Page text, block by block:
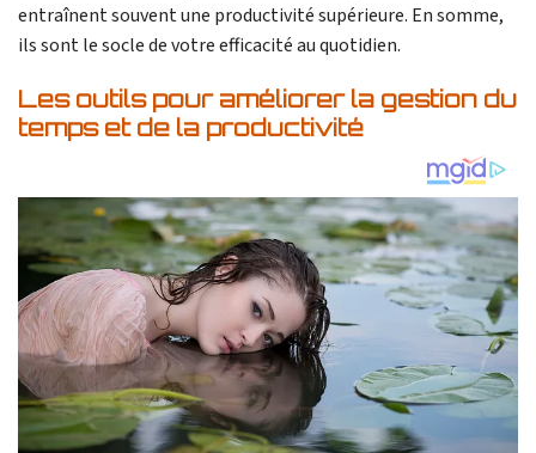
entraînent souvent une productivité supérieure. En somme,
ils sont le socle de votre efficacité au quotidien.
Les outils pour améliorer la gestion du
temps et de la productivité